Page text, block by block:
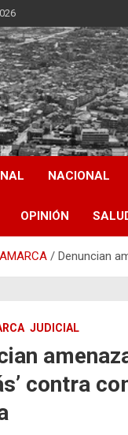
NACIONAL
OPINIÓN
Denuncian
JUDICIAL
contra